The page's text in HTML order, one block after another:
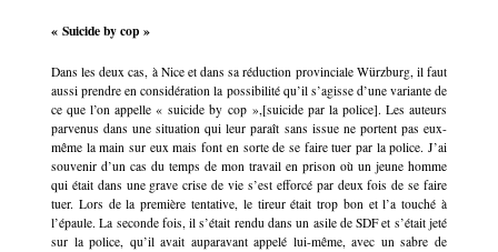
« Suicide by cop »
Dans les deux cas, à Nice et dans sa réduction provinciale Würzburg, il faut
aussi prendre en considération la possibilité qu’il s’agisse d’une variante de
ce que l’on appelle « suicide by cop »,[suicide par la police]. Les auteurs
parvenus dans une situation qui leur paraît sans issue ne portent pas eux-
même la main sur eux mais font en sorte de se faire tuer par la police. J’ai
souvenir d’un cas du temps de mon travail en prison où un jeune homme
qui était dans une grave crise de vie s’est efforcé par deux fois de se faire
tuer. Lors de la première tentative, le tireur était trop bon et l’a touché à
l’épaule. La seconde fois, il s’était rendu dans un asile de SDF et s’était jeté
sur la police, qu’il avait auparavant appelé lui-même, avec un sabre de